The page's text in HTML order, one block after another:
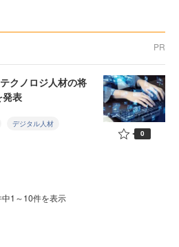
PR
クノロジ人材の将
発表
デジタル人材
0
中1～10件を表示